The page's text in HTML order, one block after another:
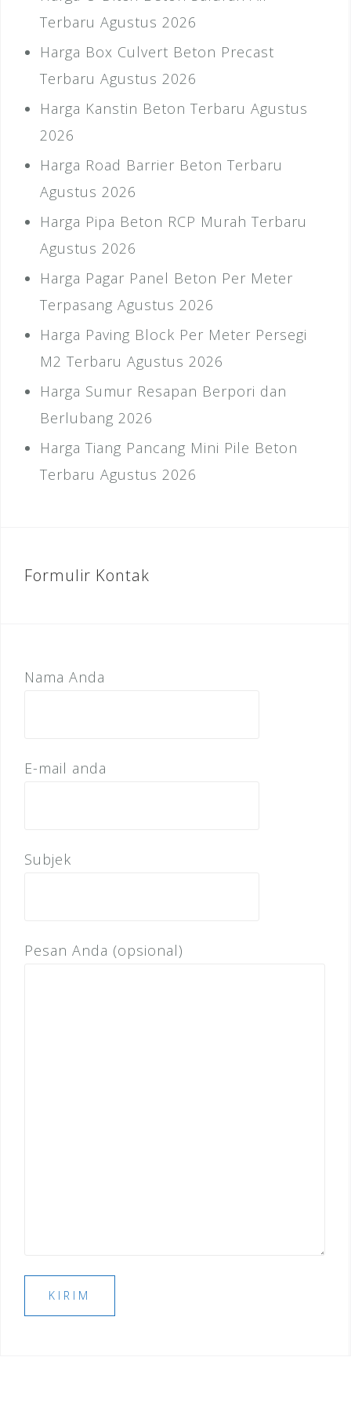
Terbaru Agustus 2026
Harga Box Culvert Beton Precast
Terbaru Agustus 2026
Harga Kanstin Beton Terbaru Agustus
2026
Harga Road Barrier Beton Terbaru
Agustus 2026
Harga Pipa Beton RCP Murah Terbaru
Agustus 2026
Harga Pagar Panel Beton Per Meter
Terpasang Agustus 2026
Harga Paving Block Per Meter Persegi
M2 Terbaru Agustus 2026
Harga Sumur Resapan Berpori dan
Berlubang 2026
Harga Tiang Pancang Mini Pile Beton
Terbaru Agustus 2026
Formulir Kontak
Nama Anda
E-mail anda
Subjek
Pesan Anda (opsional)